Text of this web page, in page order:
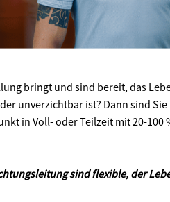
bringt und sind bereit, das
unverzichtbar ist? Dann sind
in Voll- oder Teilzeit mit 20-
sind flexible, der